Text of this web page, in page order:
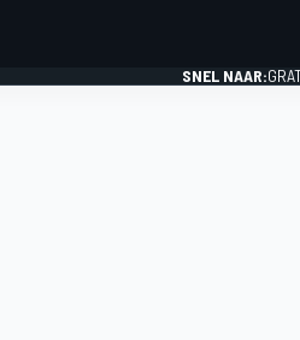
SNEL NAAR: